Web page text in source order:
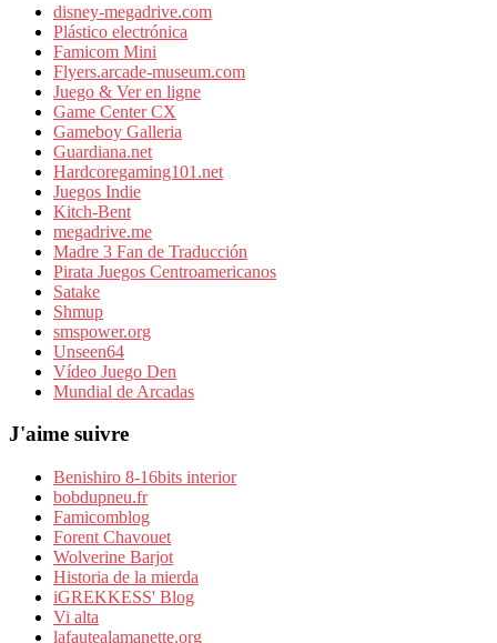
disney-megadrive.com
Plástico electrónica
Famicom Mini
Flyers.arcade-museum.com
Juego & Ver en ligne
Game Center CX
Gameboy Galleria
Guardiana.net
Hardcoregaming101.net
Juegos Indie
Kitch-Bent
megadrive.me
Madre 3 Fan de Traducción
Pirata Juegos Centroamericanos
Satake
Shmup
smspower.org
Unseen64
Vídeo Juego Den
Mundial de Arcadas
J'aime suivre
Benishiro 8-16bits interior
bobdupneu.fr
Famicomblog
Forent Chavouet
Wolverine Barjot
Historia de la mierda
iGREKKESS' Blog
Vi alta
lafautealamanette.org